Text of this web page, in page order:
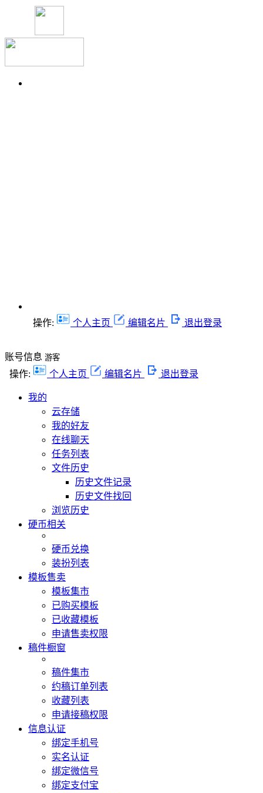
操作: 个人主页 编辑名片 退出登录
账号信息 游客
操作: 个人主页 编辑名片 退出登录
我的
云存储
我的好友
在线聊天
任务列表
文件历史
历史文件记录
历史文件找回
浏览历史
硬币相关
硬币兑换
装扮列表
模板售卖
模板集市
已购买模板
已收藏模板
申请售卖权限
稿件橱窗
稿件集市
约稿订单列表
收藏列表
申请接稿权限
信息认证
绑定手机号
实名认证
绑定微信号
绑定支付宝